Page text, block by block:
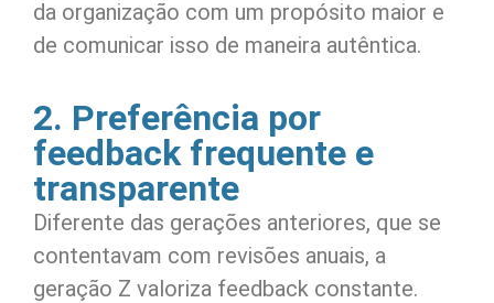
da organização com um propósito maior e
de comunicar isso de maneira autêntica.
2. Preferência por
feedback frequente e
transparente
Diferente das gerações anteriores, que se
contentavam com revisões anuais, a
geração Z valoriza feedback constante.